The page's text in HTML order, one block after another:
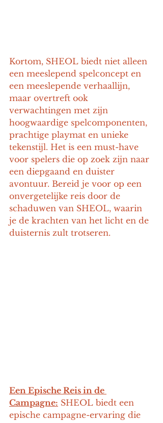
Kortom, SHEOL biedt niet alleen
een meeslepend spelconcept en
een meeslepende verhaallijn,
maar overtreft ook
verwachtingen met zijn
hoogwaardige spelcomponenten,
prachtige playmat en unieke
tekenstijl. Het is een must-have
voor spelers die op zoek zijn naar
een diepgaand en duister
avontuur. Bereid je voor op een
onvergetelijke reis door de
schaduwen van SHEOL, waarin
je de krachten van het licht en de
duisternis zult trotseren.
Een Epische Reis in de
Campagne: SHEOL biedt een
epische campagne-ervaring die